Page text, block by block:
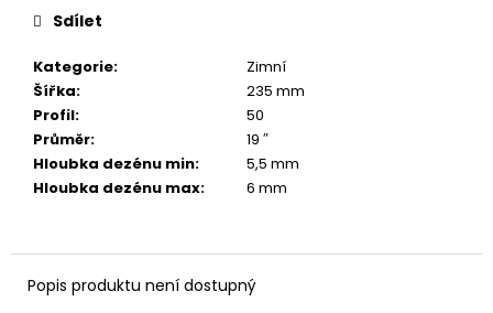
Kategorie:
Zimní
Šířka:
235 mm
Profil:
50
Průměr:
19 ″
Hloubka dezénu min:
5,5 mm
Hloubka dezénu max: 6 mm
Sdílet
Popis produktu není dostupný
o
u
č
u
e
m